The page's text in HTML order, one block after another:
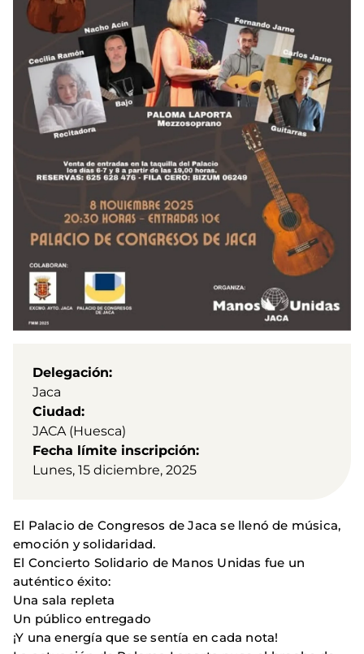
Delegación
Jaca
Ciudad
JACA (Huesca)
Fecha límite inscripción
Lunes, 15 diciembre, 2025
El Palacio de Congresos de Jaca se llenó de música,
emoción y solidaridad.
El Concierto Solidario de Manos Unidas fue un
auténtico éxito:
Una sala repleta
Un público entregado
¡Y una energía que se sentía en cada nota!